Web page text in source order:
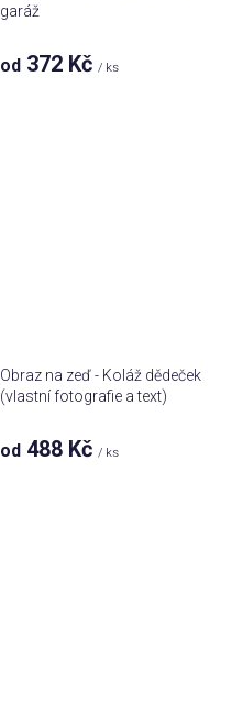
garáž
Průměrné
hodnocení
od 372 Kč / ks
Obraz na zeď - Koláž dědeček
(vlastní fotografie a text)
od 488 Kč/ ks